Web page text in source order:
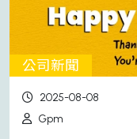
公司新聞
2025-08-08
Gpm